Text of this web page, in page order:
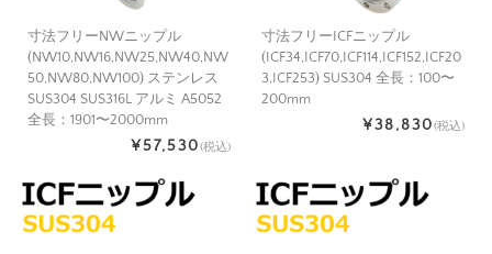
寸法フリーNWニップル
(NW10,NW16,NW25,NW40,NW
50,NW80,NW100) ステンレス
SUS304 SUS316L アルミ A5052
全長：1901〜2000mm
¥57,530(税込)
寸法フリーICFニップル
(ICF34,ICF70,ICF114,ICF152,ICF20
3,ICF253) SUS304 全長：100〜
200mm
¥38,830(税込)